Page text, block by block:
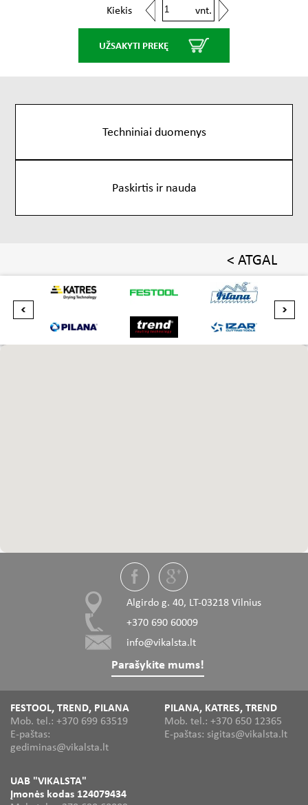
Kiekis vnt.
UŽSAKYTI PREKĘ
Techniniai duomenys
Paskirtis ir nauda
< ATGAL
Algirdo g. 40, LT-03218 Vilnius
+370 690 60009
info@vikalsta.lt
Parašykite mums!
FESTOOL, TREND, PILANA
Mob. tel.: +370 699 63519
E-paštas:
gediminas@vikalsta.lt
PILANA, KATRES, TREND
Mob. tel.: +370 650 12365
E-paštas: sigitas@vikalsta.lt
UAB "VIKALSTA"
Įmonės kodas 124079434